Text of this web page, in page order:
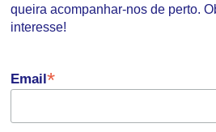
queira acompanhar-nos de perto.
interesse!
Email*